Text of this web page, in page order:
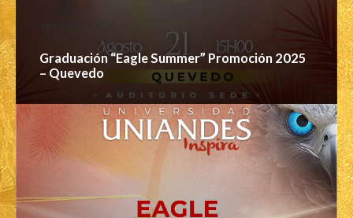
Graduación “Eagle Summer” Promoción 2025
– Quevedo